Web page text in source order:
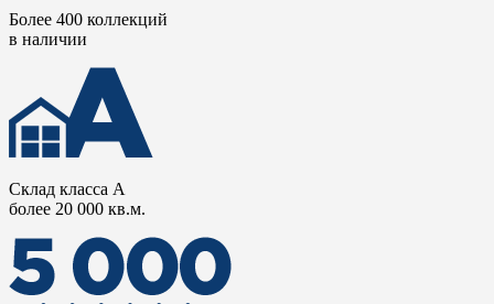
Более 400 коллекций
в наличии
Склад класса А
более 20 000 кв.м.